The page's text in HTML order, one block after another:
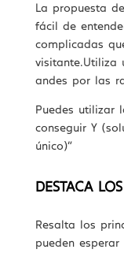
La propuesta
fácil de
complicadas
visitante.Utiliza
andes por las
Puedes utilizar
conseguir Y
único)”
DESTACA
Resalta los
pueden